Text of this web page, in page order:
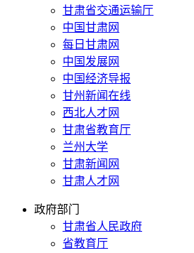
甘肃省交通运输厅
中国甘肃网
每日甘肃网
中国发展网
中国经济导报
甘州新闻在线
西北人才网
甘肃省教育厅
兰州大学
甘肃新闻网
甘肃人才网
政府部门
甘肃省人民政府
省教育厅